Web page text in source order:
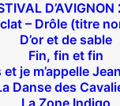
– Drôle (titre
D’or et de sable
Fin, fin et fin
et je m’appelle
Danse des
La Zone Indigo